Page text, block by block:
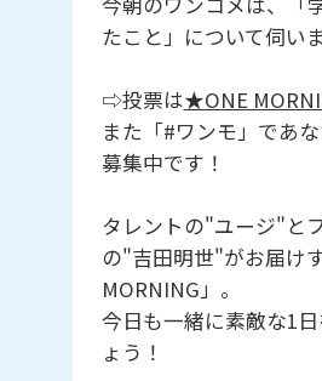
たこと」について伺いま
⇨投票は★ONE
また「#ワンモ」であ
募集中です！
タレントの"ユージ"と
の"吉田明世"がお届け
MORNING」。
今日も一緒に素敵な1
ょう！